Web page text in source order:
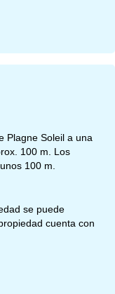
Plagne Soleil a una
100 m. Los
100 m.
se puede
cuenta con